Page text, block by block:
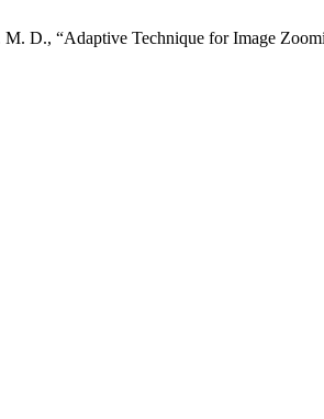
D., “Adaptive Technique for Image